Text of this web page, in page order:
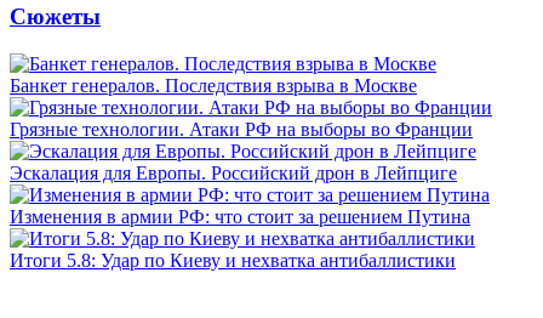
Сюжеты
Банкет генералов. Последствия взрыва в Москве
Грязные технологии. Атаки РФ на выборы во Франции
Эскалация для Европы. Российский дрон в Лейпциге
Изменения в армии РФ: что стоит за решением Путина
Итоги 5.8: Удар по Киеву и нехватка антибаллистики